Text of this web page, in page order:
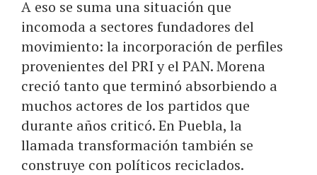
A eso se suma una situación que
incomoda a sectores fundadores del
movimiento: la incorporación de perfiles
provenientes del PRI y el PAN. Morena
creció tanto que terminó absorbiendo a
muchos actores de los partidos que
durante años criticó. En Puebla, la
llamada transformación también se
construye con políticos reciclados.